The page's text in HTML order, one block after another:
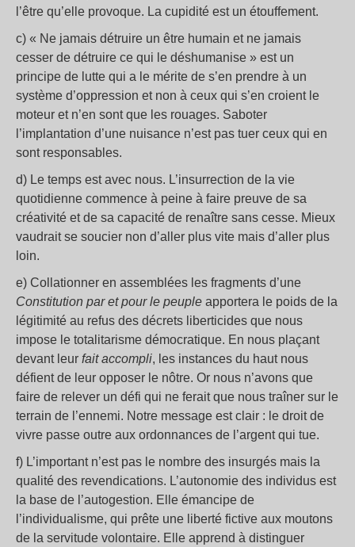
l’être qu’elle provoque. La cupidité est un étouffement.
c) « Ne jamais détruire un être humain et ne jamais
cesser de détruire ce qui le déshumanise » est un
principe de lutte qui a le mérite de s’en prendre à un
système d’oppression et non à ceux qui s’en croient le
moteur et n’en sont que les rouages. Saboter
l’implantation d’une nuisance n’est pas tuer ceux qui en
sont responsables.
d) Le temps est avec nous. L’insurrection de la vie
quotidienne commence à peine à faire preuve de sa
créativité et de sa capacité de renaître sans cesse. Mieux
vaudrait se soucier non d’aller plus vite mais d’aller plus
loin.
e) Collationner en assemblées les fragments d’une
Constitution par et pour le peuple apportera le poids de la
légitimité au refus des décrets liberticides que nous
impose le totalitarisme démocratique. En nous plaçant
devant leur fait accompli, les instances du haut nous
défient de leur opposer le nôtre. Or nous n’avons que
faire de relever un défi qui ne ferait que nous traîner sur le
terrain de l’ennemi. Notre message est clair : le droit de
vivre passe outre aux ordonnances de l’argent qui tue.
f) L’important n’est pas le nombre des insurgés mais la
qualité des revendications. L’autonomie des individus est
la base de l’autogestion. Elle émancipe de
l’individualisme, qui prête une liberté fictive aux moutons
de la servitude volontaire. Elle apprend à distinguer